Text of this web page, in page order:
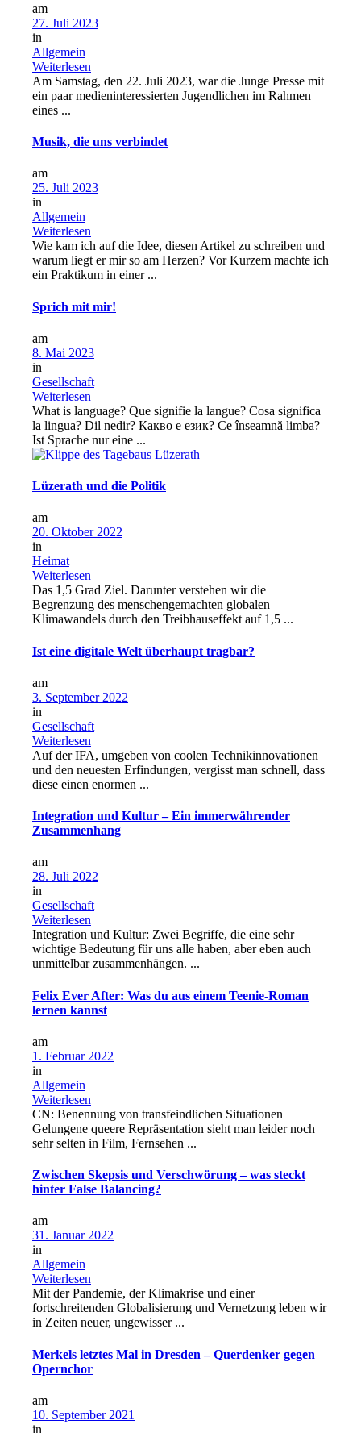
am
27. Juli 2023
in
Allgemein
Weiterlesen
Am Samstag, den 22. Juli 2023, war die Junge Presse mit
ein paar medieninteressierten Jugendlichen im Rahmen
eines ...
Musik, die uns verbindet
am
25. Juli 2023
in
Allgemein
Weiterlesen
Wie kam ich auf die Idee, diesen Artikel zu schreiben und
warum liegt er mir so am Herzen? Vor Kurzem machte ich
ein Praktikum in einer ...
Sprich mit mir!
am
8. Mai 2023
in
Gesellschaft
Weiterlesen
What is language? Que signifie la langue? Cosa significa
la lingua? Dil nedir? Какво е език? Ce înseamnă limba?
Ist Sprache nur eine ...
Lüzerath und die Politik
am
20. Oktober 2022
in
Heimat
Weiterlesen
Das 1,5 Grad Ziel. Darunter verstehen wir die
Begrenzung des menschengemachten globalen
Klimawandels durch den Treibhauseffekt auf 1,5 ...
Ist eine digitale Welt überhaupt tragbar?
am
3. September 2022
in
Gesellschaft
Weiterlesen
Auf der IFA, umgeben von coolen Technikinnovationen
und den neuesten Erfindungen, vergisst man schnell, dass
diese einen enormen ...
Integration und Kultur – Ein immerwährender
Zusammenhang
am
28. Juli 2022
in
Gesellschaft
Weiterlesen
Integration und Kultur: Zwei Begriffe, die eine sehr
wichtige Bedeutung für uns alle haben, aber eben auch
unmittelbar zusammenhängen. ...
Felix Ever After: Was du aus einem Teenie-Roman
lernen kannst
am
1. Februar 2022
in
Allgemein
Weiterlesen
CN: Benennung von transfeindlichen Situationen
Gelungene queere Repräsentation sieht man leider noch
sehr selten in Film, Fernsehen ...
Zwischen Skepsis und Verschwörung – was steckt
hinter False Balancing?
am
31. Januar 2022
in
Allgemein
Weiterlesen
Mit der Pandemie, der Klimakrise und einer
fortschreitenden Globalisierung und Vernetzung leben wir
in Zeiten neuer, ungewisser ...
Merkels letztes Mal in Dresden – Querdenker gegen
Opernchor
am
10. September 2021
in